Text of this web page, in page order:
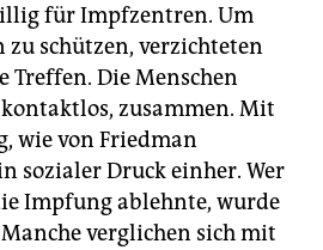
für Impfzentren. Um
schützen, verzichteten
Treffen. Die Menschen
zusammen. Mit
wie von Friedman
sozialer Druck einher. Wer
Impfung ablehnte, wurde
verglichen sich mit